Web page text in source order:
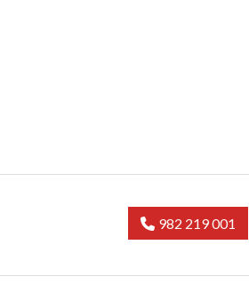
982 219 001